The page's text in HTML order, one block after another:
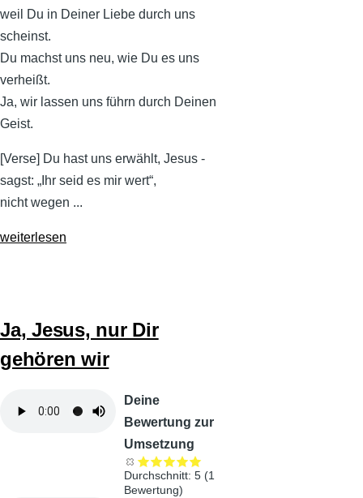
weil Du in Deiner Liebe durch uns
scheinst.
Du machst uns neu, wie Du es uns
verheißt.
Ja, wir lassen uns führn durch Deinen
Geist.
[Verse] Du hast uns erwählt, Jesus -
sagst: „Ihr seid es mir wert“,
nicht wegen ...
weiterlesen
Ja, Jesus, nur Dir
gehören wir
Deine
Bewertung zur
Umsetzung
Durchschnitt:5 (1
Bewertung)